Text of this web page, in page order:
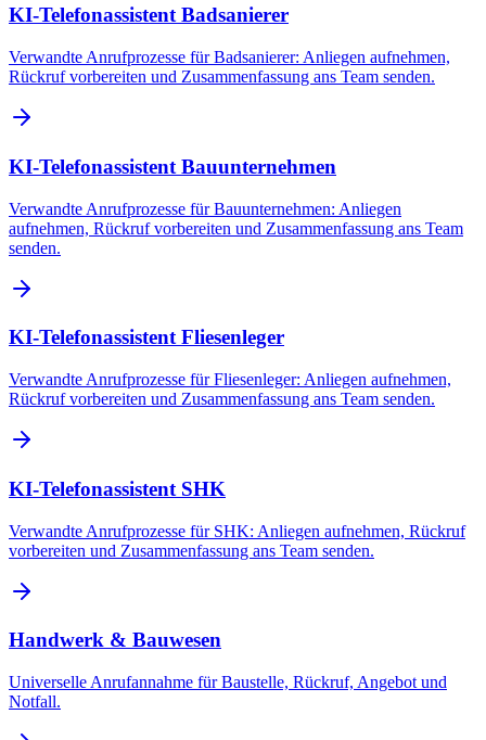
KI-Telefonassistent Badsanierer
Verwandte Anrufprozesse für Badsanierer: Anliegen aufnehmen,
Rückruf vorbereiten und Zusammenfassung ans Team senden.
KI-Telefonassistent Bauunternehmen
Verwandte Anrufprozesse für Bauunternehmen: Anliegen
aufnehmen, Rückruf vorbereiten und Zusammenfassung ans Team
senden.
KI-Telefonassistent Fliesenleger
Verwandte Anrufprozesse für Fliesenleger: Anliegen aufnehmen,
Rückruf vorbereiten und Zusammenfassung ans Team senden.
KI-Telefonassistent SHK
Verwandte Anrufprozesse für SHK: Anliegen aufnehmen, Rückruf
vorbereiten und Zusammenfassung ans Team senden.
Handwerk & Bauwesen
Universelle Anrufannahme für Baustelle, Rückruf, Angebot und
Notfall.